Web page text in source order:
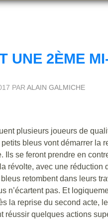
UNE 2ÈME
PAR ALAIN GALMICHE
plusieurs joueurs de
bleus vont démarrer la
Ils se feront prendre en
révolte, avec une réduction
retombent dans leurs
n’écartent pas. Et
la reprise du second acte,
réussir quelques actions